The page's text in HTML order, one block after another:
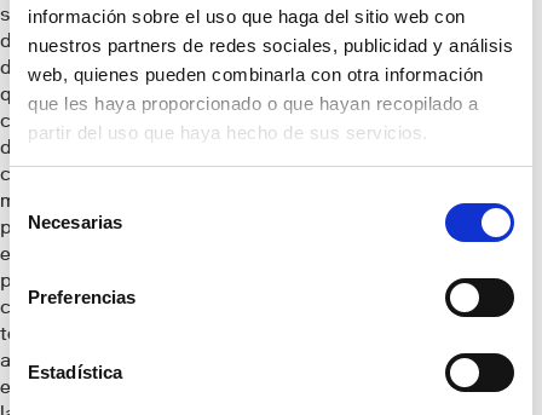
información sobre el uso que haga del sitio web con
nuestros partners de redes sociales, publicidad y análisis
web, quienes pueden combinarla con otra información
que les haya proporcionado o que hayan recopilado a
partir del uso que haya hecho de sus servicios.
Selección
de
consentimiento
Necesarias
Preferencias
Estadística
sostenida por una
demanda muy
dinámica y diversa
que la oferta no
consigue absorber
de forma
continuada. A
medio plazo, la
persistencia de
esta presión
plantea retos
crecientes en
términos de
accesibilidad,
especialmente en